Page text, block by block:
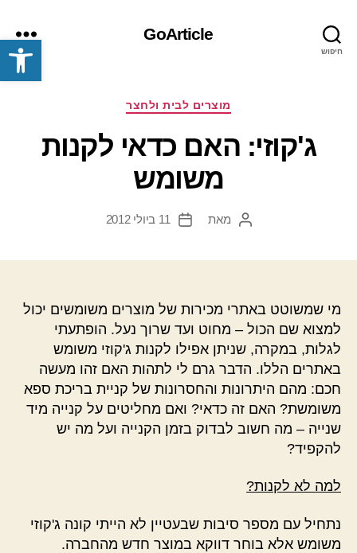
פתח סרגל נגישות חיפוש
GoArticle
תפריט
קטגוריות
מוצרים לבית ולחצר
ג'קוזי: האם כדאי לקנות
משומש
המחבר
מאת
תאריך
11 ביולי 2012
מי שמשוטט באתרי מכירות של מוצרים משומשים יכול
למצוא שם הכול – מחוט ועד שרוך נעל. הופתעתי
לגלות, במקרה, שניתן אפילו לקנות ג'קוזי משומש
באתרים הללו. הדבר גרם לי לתהות האם זהו מעשה
חכם: מהם היתרונות והחסרונות של קניית בריכת ספא
משומשת? האם זה כדאי? ואם מחליטים על קנייה מיד
שנייה – מה חשוב לבדוק בזמן הקנייה ועל מה יש
להקפיד?
למה לא לקנות?
נתחיל עם מספר סיבות שבעטיין לא הייתי קונה ג'קוזי
משומש אלא בוחר דווקא במוצר חדש מהחברה.